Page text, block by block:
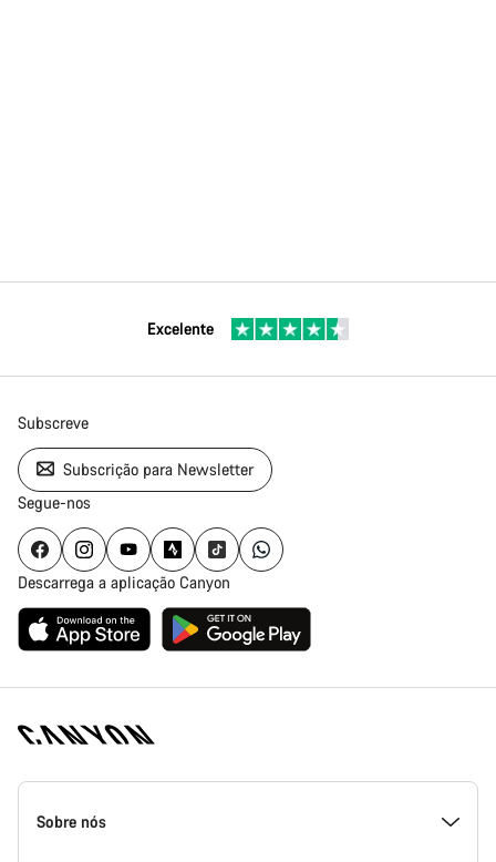
Excelente
Subscreve
Subscrição para Newsletter
Segue-nos
Descarrega a aplicação Canyon
Rodapé
Sobre nós